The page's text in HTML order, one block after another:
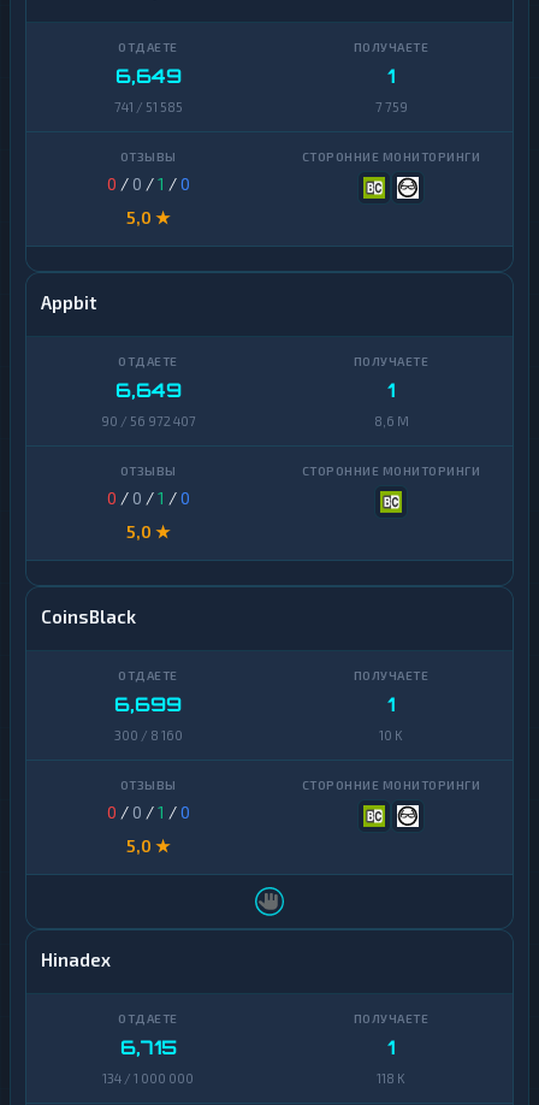
6,649
741 / 51 585
1
7 759
0 / 0 /1 /0
5,0 ★
Appbit
6,649
90 / 56 972 407
1
8,6 M
0 / 0 /1 /0
5,0 ★
CoinsBlack
6,699
300 / 8 160
1
10 K
0 / 0 /1 /0
5,0 ★
Hinadex
6,715
134 / 1 000 000
1
118 K